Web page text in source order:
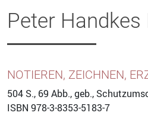
Peter
NOTIEREN, ZEICHNEN,
504 S., 69 Abb., geb.,
ISBN 978-3-8353-5183-7